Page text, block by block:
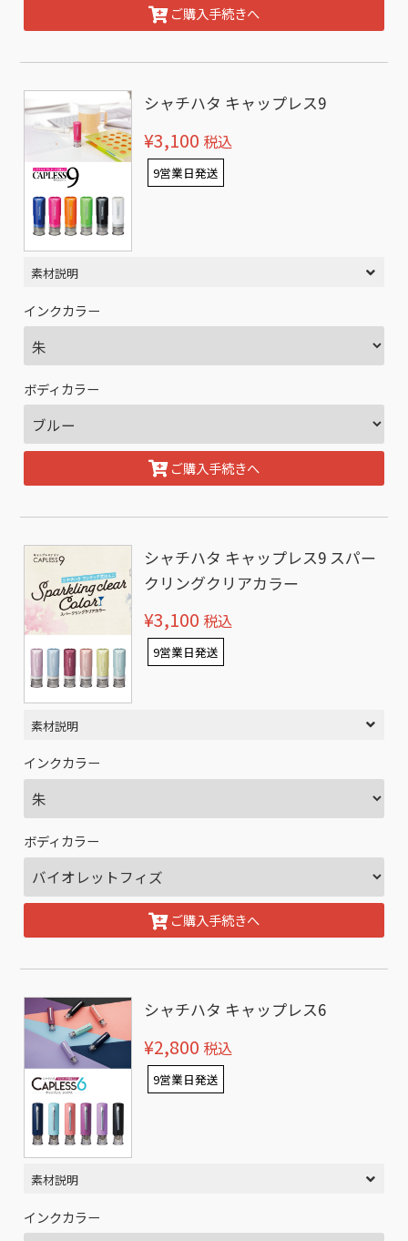
ご購入手続きへ
シャチハタ キャップレス9
¥3,100 税込
9営業日発送
素材説明
インクカラー
ボディカラー
ご購入手続きへ
シャチハタ キャップレス9 スパー
クリングクリアカラー
¥3,100 税込
9営業日発送
素材説明
インクカラー
ボディカラー
ご購入手続きへ
シャチハタ キャップレス6
¥2,800 税込
9営業日発送
素材説明
インクカラー